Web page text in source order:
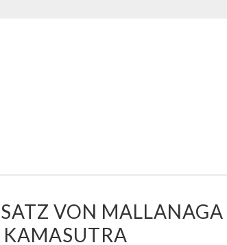
VON MALLANAGA
KAMASUTRA